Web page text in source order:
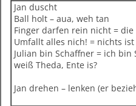
Jan duscht
Ball holt – aua, weh tan
Finger darfen rein nicht =
Umfallt alles nich! = nichts
Julian bin Schaffner = ich bin
weiß Theda, Ente is?
Jan drehen – lenken (er